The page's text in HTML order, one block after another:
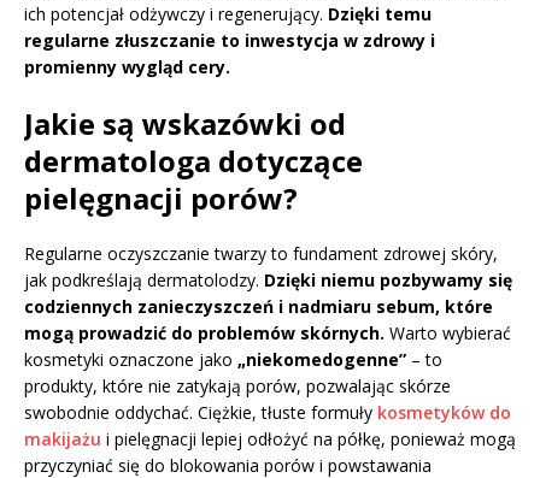
ich potencjał odżywczy i regenerujący. Dzięki temu
regularne złuszczanie to inwestycja w zdrowy i
promienny wygląd cery.
Jakie są wskazówki od
dermatologa dotyczące
pielęgnacji porów?
Regularne oczyszczanie twarzy to fundament zdrowej skóry,
jak podkreślają dermatolodzy. Dzięki niemu pozbywamy się
codziennych zanieczyszczeń i nadmiaru sebum, które
mogą prowadzić do problemów skórnych. Warto wybierać
kosmetyki oznaczone jako „niekomedogenne” – to
produkty, które nie zatykają porów, pozwalając skórze
swobodnie oddychać. Ciężkie, tłuste formuły kosmetyków do
makijażu i pielęgnacji lepiej odłożyć na półkę, ponieważ mogą
przyczyniać się do blokowania porów i powstawania